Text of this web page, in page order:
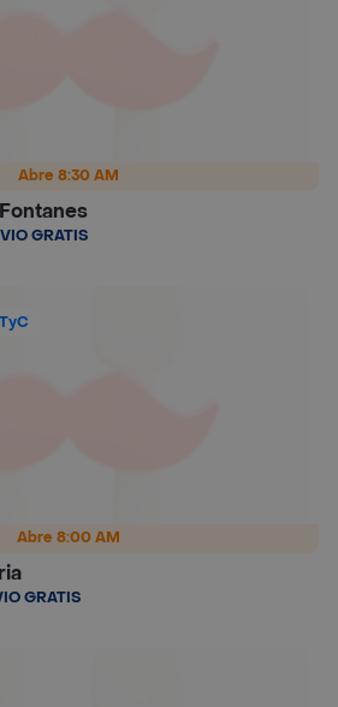
Abre 8:30 AM
GRATIS
Abre 8:00 AM
GRATIS